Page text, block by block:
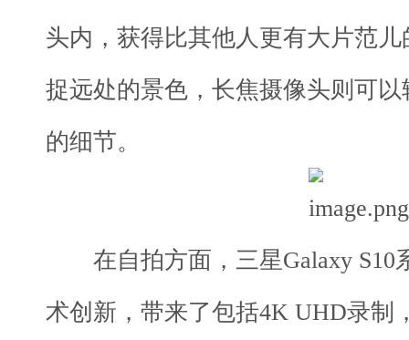
头内，获得比其他人更有大片范
捉远处的景色，长焦摄像头则可
的细节。
在自拍方面，三星Galaxy S10
术创新，带来了包括4K UHD录制